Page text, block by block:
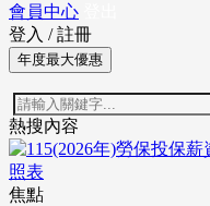
會員中心
登入 / 註冊
年度最大優惠
熱搜內容
焦點